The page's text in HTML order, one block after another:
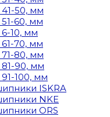
50, мм
60, мм
10, мм
70, мм
80, мм
90, мм
100, мм
ISKRA
NKE
ORS